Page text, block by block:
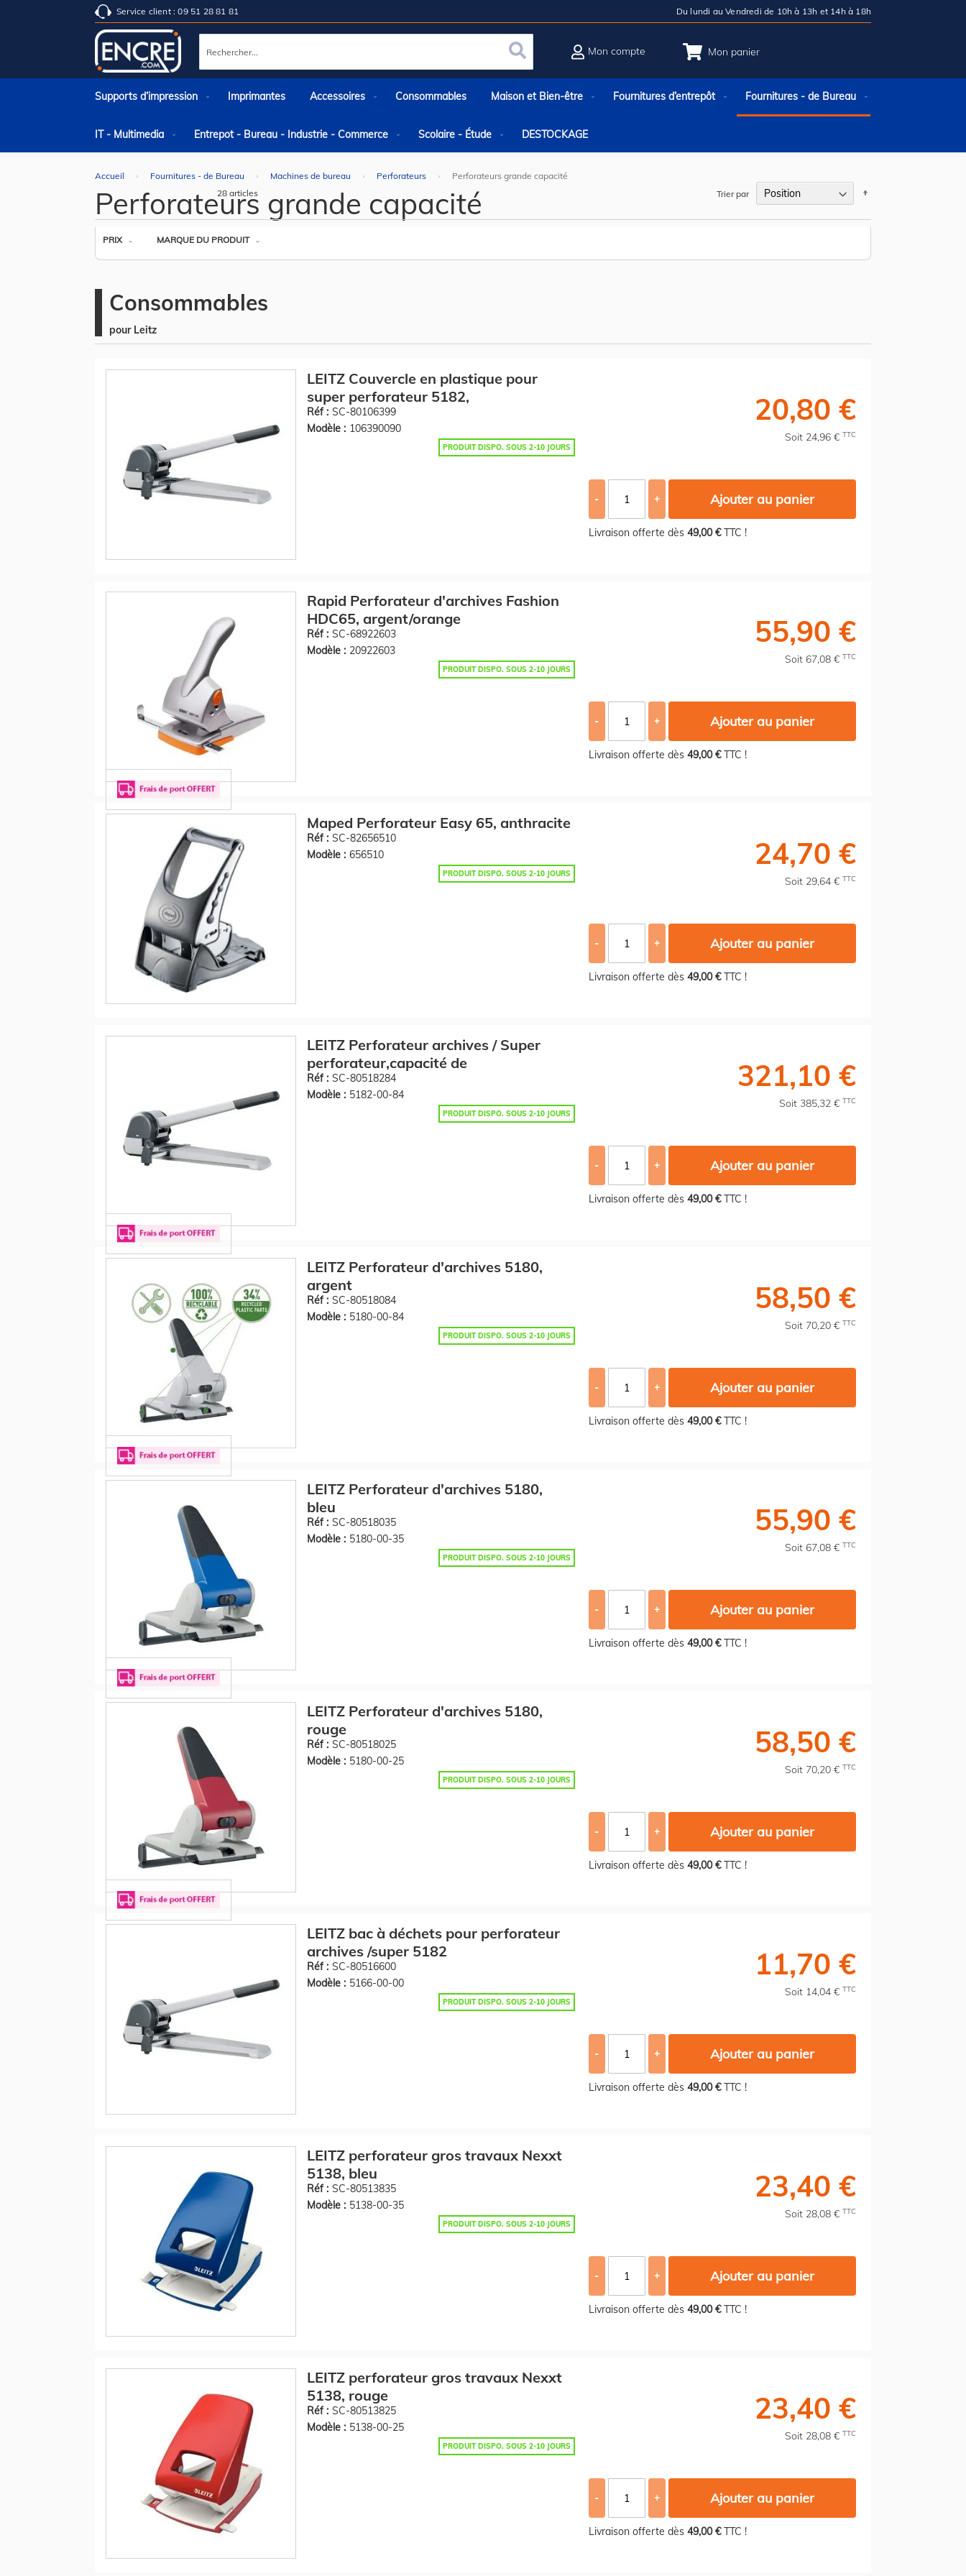
Service client : 09 51 28 81 81 Du lundi au Vendredi de 10h à 13h et 14h à 18h
Mon panier
Rechercher Rechercher
Mon compte
Supports d’impression Imprimantes Accessoires Consommables Maison et Bien-être Fournitures d’entrepôt Fournitures - de Bureau
IT - Multimedia Entrepot - Bureau - Industrie - Commerce Scolaire - Étude DESTOCKAGE
Accueil Fournitures - de Bureau Machines de bureau Perforateurs Perforateurs grande capacité
Perforateurs grande capacité
PRIX MARQUE DU PRODUIT
28 articles Trier par
Consommables
pour Leitz
LEITZ Couvercle en plastique pour
super perforateur 5182,
Réf : SC-80106399
Modèle : 106390090
PRODUIT DISPO. SOUS 2-10 JOURS
20,80 €
Soit 24,96 € TTC
- + Ajouter au panier
Livraison offerte dès 49,00 €TTC !
Rapid Perforateur d'archives Fashion
HDC65, argent/orange
Réf : SC-68922603
Modèle : 20922603
PRODUIT DISPO. SOUS 2-10 JOURS
55,90 €
Soit 67,08 € TTC
- + Ajouter au panier
Livraison offerte dès 49,00 €TTC !
Maped Perforateur Easy 65, anthracite
Réf : SC-82656510
Modèle : 656510
PRODUIT DISPO. SOUS 2-10 JOURS
24,70 €
Soit 29,64 € TTC
- + Ajouter au panier
Livraison offerte dès 49,00 €TTC !
LEITZ Perforateur archives / Super
perforateur,capacité de
Réf : SC-80518284
Modèle : 5182-00-84
PRODUIT DISPO. SOUS 2-10 JOURS
321,10 €
Soit 385,32 € TTC
- + Ajouter au panier
Livraison offerte dès 49,00 €TTC !
LEITZ Perforateur d'archives 5180,
argent
Réf : SC-80518084
Modèle : 5180-00-84
PRODUIT DISPO. SOUS 2-10 JOURS
58,50 €
Soit 70,20 € TTC
- + Ajouter au panier
Livraison offerte dès 49,00 €TTC !
LEITZ Perforateur d'archives 5180,
bleu
Réf : SC-80518035
Modèle : 5180-00-35
PRODUIT DISPO. SOUS 2-10 JOURS
55,90 €
Soit 67,08 € TTC
- + Ajouter au panier
Livraison offerte dès 49,00 €TTC !
LEITZ Perforateur d'archives 5180,
rouge
Réf : SC-80518025
Modèle : 5180-00-25
PRODUIT DISPO. SOUS 2-10 JOURS
58,50 €
Soit 70,20 € TTC
- + Ajouter au panier
Livraison offerte dès 49,00 €TTC !
LEITZ bac à déchets pour perforateur
archives /super 5182
Réf : SC-80516600
Modèle : 5166-00-00
PRODUIT DISPO. SOUS 2-10 JOURS
11,70 €
Soit 14,04 € TTC
- + Ajouter au panier
Livraison offerte dès 49,00 €TTC !
LEITZ perforateur gros travaux Nexxt
5138, bleu
Réf : SC-80513835
Modèle : 5138-00-35
PRODUIT DISPO. SOUS 2-10 JOURS
23,40 €
Soit 28,08 € TTC
- + Ajouter au panier
Livraison offerte dès 49,00 €TTC !
LEITZ perforateur gros travaux Nexxt
5138, rouge
Réf : SC-80513825
Modèle : 5138-00-25
PRODUIT DISPO. SOUS 2-10 JOURS
23,40 €
Soit 28,08 € TTC
- + Ajouter au panier
Livraison offerte dès 49,00 €TTC !